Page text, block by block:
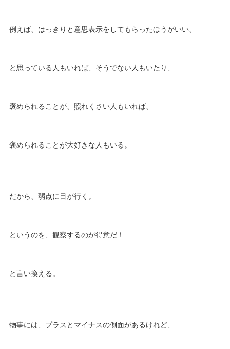
例えば、はっきりと意思表示をしてもらったほうがいい、
と思っている人もいれば、そうでない人もいたり、
褒められることが、照れくさい人もいれば、
褒められることが大好きな人もいる。
だから、弱点に目が行く。
というのを、観察するのが得意だ！
と言い換える。
物事には、プラスとマイナスの側面があるけれど、